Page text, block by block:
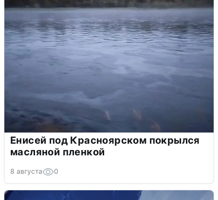
Енисей под Красноярском покрылся
масляной пленкой
8 августа 0